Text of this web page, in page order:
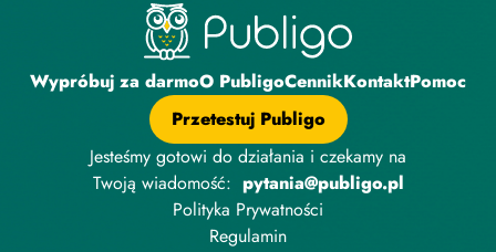
Wypróbuj za darmoO PubligoCennikKontaktPomoc
Przetestuj Publigo
Jesteśmy gotowi do działania i czekamy na
Twoją wiadomość: pytania@publigo.pl
Polityka Prywatności
Regulamin